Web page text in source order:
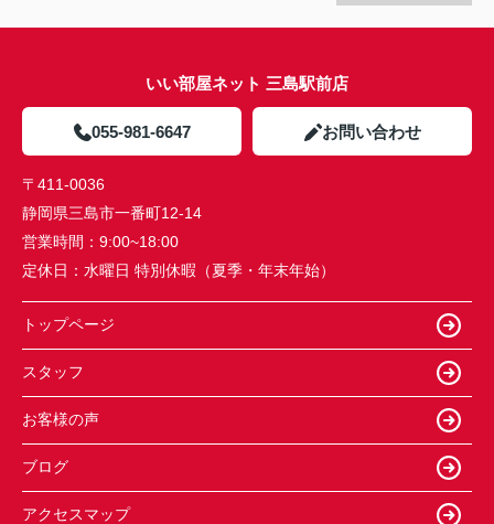
いい部屋ネット 三島駅前店
055-981-6647 お問い合わせ
〒411-0036
静岡県三島市一番町12-14
営業時間： 9:00~18:00
定休日： 水曜日 特別休暇（夏季・年末年始）
トップページ
スタッフ
お客様の声
ブログ
アクセスマップ